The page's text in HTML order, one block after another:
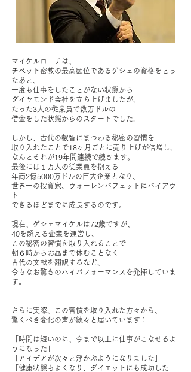
マイケルローチは、
チベット密教の最高額位であるゲシェの資格をとっ
たあと、
一度も仕事をしたことがない状態から
ダイヤモンド会社を立ち上げましたが、
たった3人の従業員で数万ドルの
借金をした状態からのスタートでした。
しかし、古代の叡智にまつわる秘密の習慣を
取り入れたことで18ヶ月ごとに売り上げが倍増し、
なんとそれが19年間連続で続きます。
最後には１万人の従業員を抱える
年商2億5000万ドルの巨大企業となり、
世界一の投資家、ウォーレンバフェットにバイアウ
ト
できるほどまでに成長するのです。
現在、ゲシェマイケルは72歳ですが、
40を超える企業を運営し、
この秘密の習慣を取り入れることで
朝６時からお昼まで休むことなく
古代の文献を翻訳するなど、
今もなお驚きのハイパフォーマンスを発揮していま
す。
さらに実際、この習慣を取り入れた方々から、
驚くべき変化の声が続々と届いています：
「時間は短いのに、今まで以上に仕事がこなせるよ
うになった」
「アイデアが次々と浮かぶようになりました」
「健康状態もよくなり、ダイエットにも成功した」